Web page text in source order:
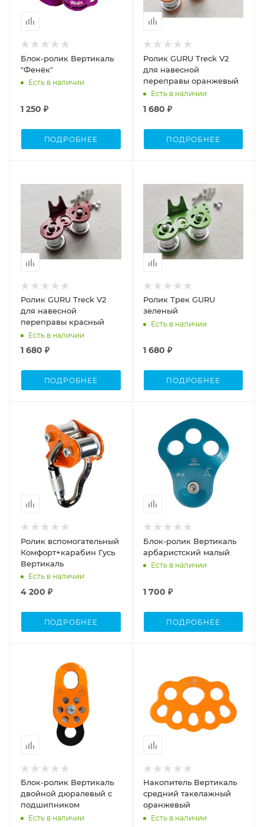
Блок-ролик Вертикаль
"Фенёк"
Есть в наличии
1 250 ₽
ПОДРОБНЕЕ
Ролик GURU Treck V2
для навесной
переправы оранжевый
Есть в наличии
1 680 ₽
ПОДРОБНЕЕ
Ролик GURU Treck V2
для навесной
переправы красный
Есть в наличии
1 680 ₽
ПОДРОБНЕЕ
Ролик Трек GURU
зеленый
Есть в наличии
1 680 ₽
ПОДРОБНЕЕ
Ролик вспомогательный
Комфорт+карабин Гусь
Вертикаль
Есть в наличии
4 200 ₽
ПОДРОБНЕЕ
Блок-ролик Вертикаль
арбаристский малый
Есть в наличии
1 700 ₽
ПОДРОБНЕЕ
Блок-ролик Вертикаль
двойной дюралевый с
подшипником
Есть в наличии
Накопитель Вертикаль
средний такелажный
оранжевый
Есть в наличии